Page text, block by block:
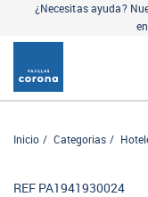
¿Necesitas ayuda?
Inicio Categorias
REF PA1941930024